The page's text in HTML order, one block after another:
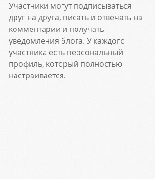
Участники могут подписываться
друг на друга, писать и отвечать на
комментарии и получать
уведомления блога. У каждого
участника есть персональный
профиль, который полностью
настраивается.